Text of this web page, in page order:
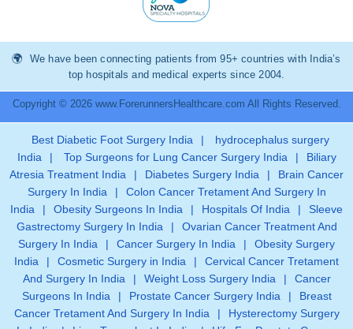
We have been connecting patients from 95+ countries with India’s
top hospitals and medical experts since 2004.
Copyright © 2026 www.ForerunnersHealthcare.com All Rights Reserved.
Best Diabetic Foot Surgery India |
hydrocephalus surgery
India
| Top Surgeons for Lung Cancer Surgery India |
Biliary
Atresia Treatment India
| Diabetes Surgery India |
Brain Cancer
Surgery In India
|
Colon Cancer Tretament And Surgery In
India
| Obesity Surgeons In India | Hospitals Of India |
Sleeve
Gastrectomy Surgery In India
|
Ovarian Cancer Treatment And
Surgery In India
| Cancer Surgery In India |
Obesity Surgery
India
| Cosmetic Surgery in India |
Cervical Cancer Tretament
And Surgery In India
| Weight Loss Surgery India |
Cancer
Surgeons In India
| Prostate Cancer Surgery India |
Breast
Cancer Tretament And Surgery In India
|
Hysterectomy Surgery